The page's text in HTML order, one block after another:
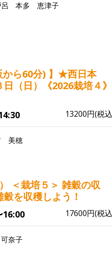
本多 恵津子
から60分) 】★西日本
（日）《2026栽培４》
13200円(税
美穂
＜栽培５＞ 雑穀の収
を収穫しよう！
16:00 17600円(税
奈子